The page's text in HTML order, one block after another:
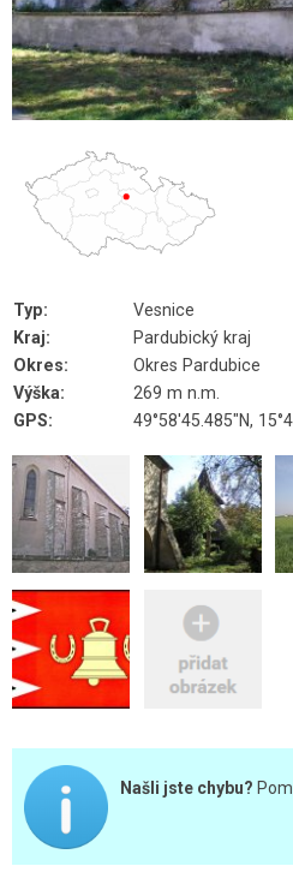
Typ:
Vesnice
Kraj:
Pardubický kraj
Okres:
Okres Pardubice
Výška:
269 m n.m.
GPS:
49°58'45.485"N,
Našli jste chybu?